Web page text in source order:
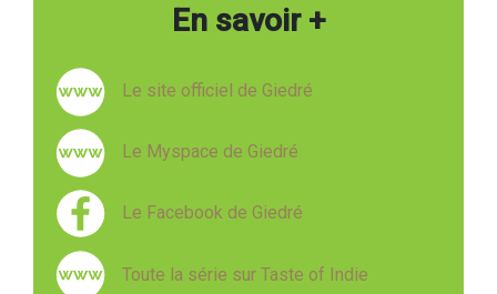
En savoir +
Le site officiel de Giedré
Le Myspace de Giedré
Le Facebook de Giedré
Toute la série sur Taste of Indie